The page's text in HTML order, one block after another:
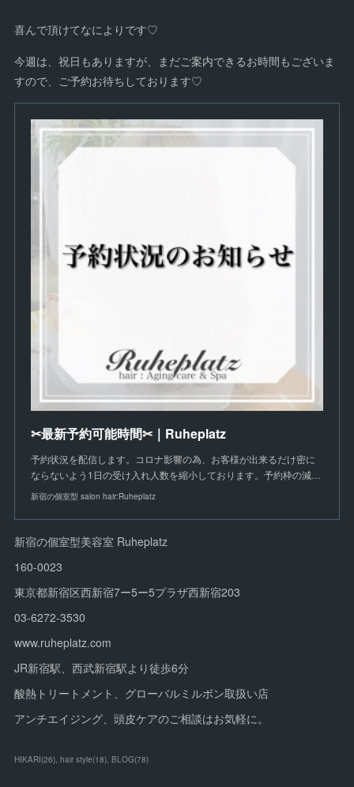
喜んで頂けてなによりです♡
今週は、祝日もありますが、まだご案内できるお時間もございま
すので、ご予約お待ちしております♡
✂︎最新予約可能時間✂︎｜Ruheplatz
予約状況を配信します。コロナ影響の為、お客様が出来るだけ密に
ならないよう1日の受け入れ人数を縮小しております。予約枠の減…
新宿の個室型 salon hair:Ruheplatz
新宿の個室型美容室 Ruheplatz
160-0023
東京都新宿区西新宿7ー5ー5プラザ西新宿203
03-6272-3530
www.ruheplatz.com
JR新宿駅、西武新宿駅より徒歩6分
酸熱トリートメント、グローバルミルボン取扱い店
アンチエイジング、頭皮ケアのご相談はお気軽に。
HIKARI(26) hair style(18) BLOG(78)